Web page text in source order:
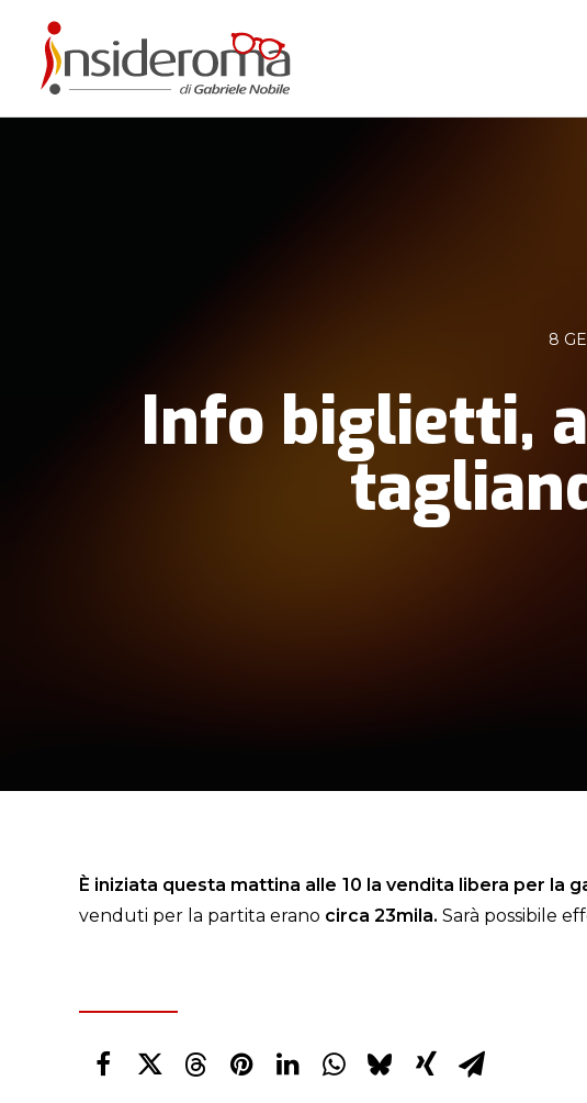
8
Info biglietti,
È iniziata questa mattina alle 10 la vendita libera per la
venduti per la partita erano circa 23mila. Sarà possibile